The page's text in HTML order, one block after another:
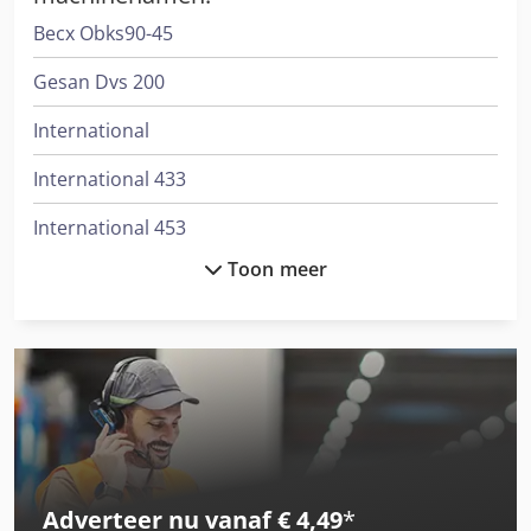
Becx Obks90-45
Gesan Dvs 200
International
International 433
International 453
International 554
International 644
International 654
International 824
Toon meer
Adverteer nu vanaf € 4,49*